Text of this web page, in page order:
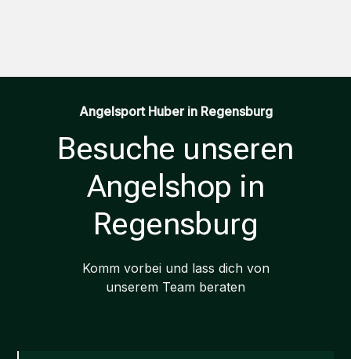
Angelsport Huber in Regensburg
Besuche unseren
Angelshop in
Regensburg
Komm vorbei und lass dich von
unserem Team beraten